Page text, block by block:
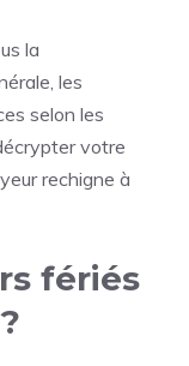
la
les
selon les
votre
rechigne à
fériés